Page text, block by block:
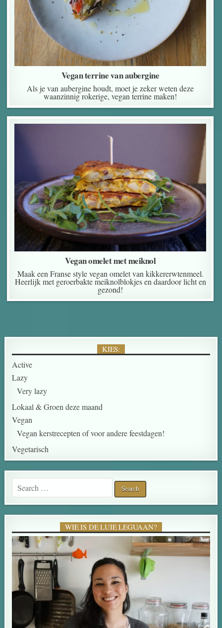
Vegan terrine van aubergine
Als je van aubergine houdt, moet je zeker weten deze
waanzinnig rokerige, vegan terrine maken!
Vegan omelet met meiknol
Maak een Franse style vegan omelet van kikkererwtenmeel.
Heerlijk met geroerbakte meiknolblokjes en daardoor licht en
gezond!
KIES:
Active
Lazy
Very lazy
Lokaal & Groen deze maand
Vegan
Vegan kerstrecepten of voor andere feestdagen!
Vegetarisch
Search for:
WIE IS DE LUIE LEGUAAN?